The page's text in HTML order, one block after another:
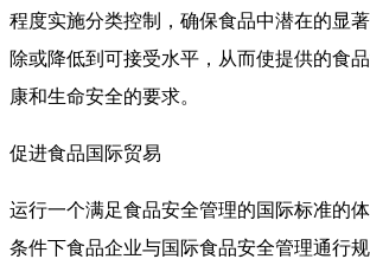
程度实施分类控制，确保食品中潜在的显
除或降低到可接受水平，从而使提供的食
康和生命安全的要求。
促进食品国际贸易
运行一个满足食品安全管理的国际标准的
条件下食品企业与国际食品安全管理通行